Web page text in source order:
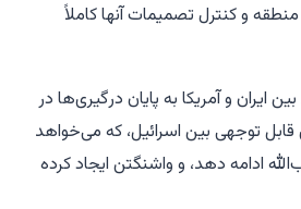
منطقه و کنترل تصمیمات آنها کاملاً
ایران و آمریکا به پایان درگیری‌ها در
قابل توجهی بین اسرائیل، که می‌خواهد
ادامه دهد، و واشنگتن ایجاد کرده